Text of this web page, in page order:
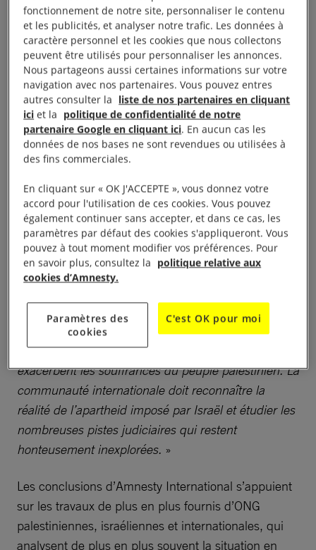
conclu que les politiques cruelles de ségrégation, de
dépossession et d’exclusion mises en œuvre par
Israël dans tous les territoires sous son contrôle
constituent clairement un apartheid. La
communauté internationale a le devoir d’agir», a
déclaré Agnès Callamard, secrétaire générale
d’Amnesty International.
sur l’oppression raciste institutionnalisée et
prolongée de millions de personnes. L’apartheid n’a
pas sa place dans notre monde et les États qui
choisissent d’être complaisants avec Israël se
trouveront du mauvais côté de l’Histoire. Les
Israël et à lui éviter l’obligation de rendre des
comptes à l’ONU soutiennent un système
d’apartheid, sapent la législation internationale et
exacerbent les souffrances du peuple palestinien. La
communauté internationale doit reconnaître la
réalité de l’apartheid imposé par Israël et étudier les
nombreuses pistes judiciaires qui restent
honteusement inexplorées. »
Les conclusions d’Amnesty International s’appuient
sur les travaux de plus en plus fournis d’ONG
palestiniennes, israéliennes et internationales, qui
analysent de plus en plus souvent la situation en
fonctionnement de notre site, personnaliser le contenu
et les publicités, et analyser notre trafic. Les données à
caractère personnel et les cookies que nous collectons
peuvent être utilisés pour personnaliser les annonces.
Nous partageons aussi certaines informations sur votre
navigation avec nos partenaires. Vous pouvez entres
autres consulter la liste de nos partenaires en cliquant
ici et la politique de confidentialité de notre
partenaire Google en cliquant ici. En aucun cas les
données de nos bases ne sont revendues ou utilisées à
des fins commerciales.
En cliquant sur « OK J'ACCEPTE », vous donnez votre
accord pour l'utilisation de ces cookies. Vous pouvez
également continuer sans accepter, et dans ce cas, les
paramètres par défaut des cookies s'appliqueront. Vous
pouvez à tout moment modifier vos préférences. Pour
en savoir plus, consultez la politique relative aux
cookies d’Amnesty.
Paramètres des
cookies
C'est OK pour moi